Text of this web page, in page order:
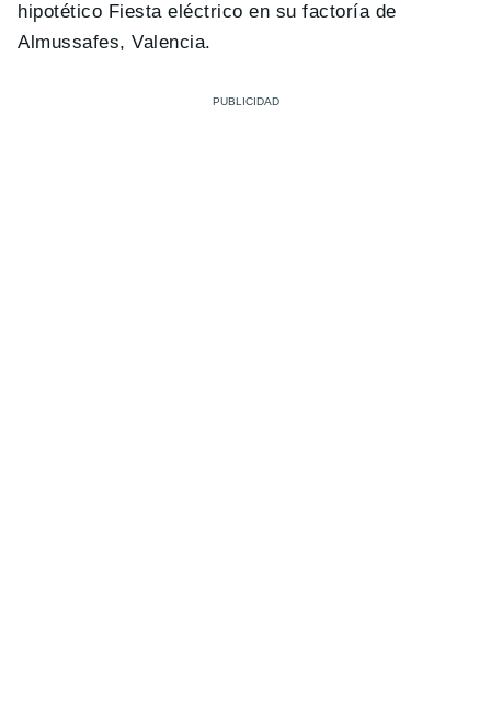
hipotético Fiesta eléctrico en su factoría de
Almussafes, Valencia.